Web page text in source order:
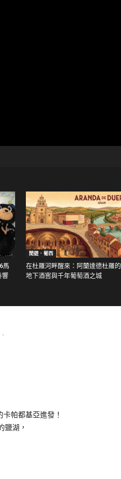
馬
響
閒遊．葡西
在杜羅河畔醒來：阿蘭達德杜羅的
地下酒窖與千年葡萄酒之城
-
帕都基亞進發！
鹽湖，